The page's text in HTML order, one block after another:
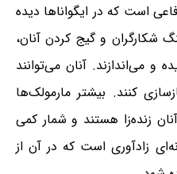
است که در ایگواناها دیده
شکارگران و گیج کردن آنان،
و می‌اندازند. آنان می‌توانند
کنند. بیشتر مارمولک‌ها
به ۲۰ درصد از آنان زنده‌زا هستند و شمار کمی
زادآوری است که در آن از